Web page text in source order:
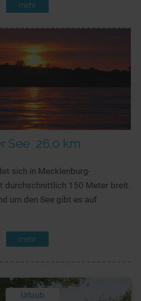
mehr
See 26,0 km
sich in Mecklenburg-
durchschnittlich 150 Meter breit.
um den See gibt es auf
mehr
Urlaub